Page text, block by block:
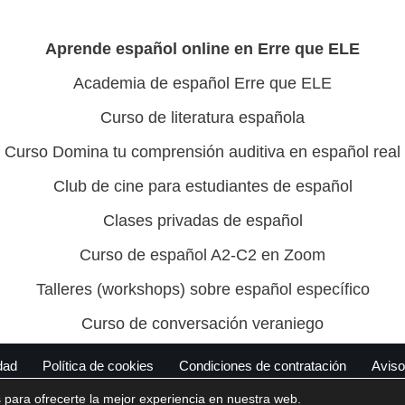
Aprende español online en Erre que ELE
Academia de español Erre que ELE
Curso de literatura española
Curso Domina tu comprensión auditiva en español real
Club de cine para estudiantes de español
Clases privadas de español
Curso de español A2-C2 en Zoom
Talleres (workshops) sobre español específico
Curso de conversación veraniego
Política de cookies Condiciones de contratación
para ofrecerte la mejor experiencia en nuestra web.